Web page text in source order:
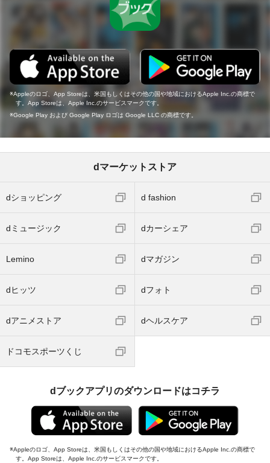
Appleのロゴ、App Storeは、米国もしくはその他の国や地域におけるApple Inc.の商標で
す。App Storeは、Apple Inc.のサービスマークです。
Google Play および Google Play ロゴは Google LLC の商標です。
dマーケットストア
dショッピング d fashion
dミュージック dカーシェア
Lemino dマガジン
dヒッツ dフォト
dアニメストア dヘルスケア
ドコモスポーツくじ
dブックアプリのダウンロードはコチラ
Appleのロゴ、App Storeは、米国もしくはその他の国や地域におけるApple Inc.の商標で
す。App Storeは、Apple Inc.のサービスマークです。